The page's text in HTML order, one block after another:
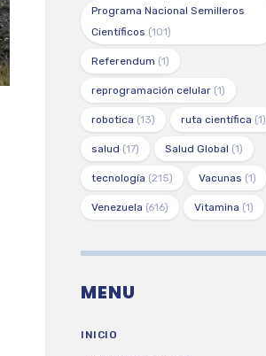
Programa Nacional Semilleros
Científicos (101)
Referendum (1)
reprogramación celular (1)
robotica (13) ruta científica (1)
salud (17) Salud Global (1)
tecnología (215) Vacunas (1)
Venezuela (616) Vitamina (1)
MENU
INICIO